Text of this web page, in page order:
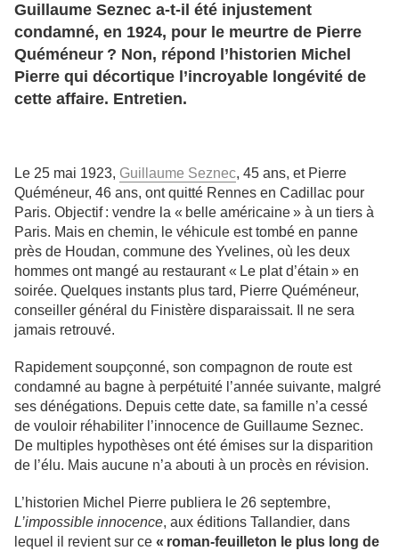
Guillaume Seznec a-t-il été injustement
condamné, en 1924, pour le meurtre de Pierre
Quéméneur ? Non, répond l’historien Michel
Pierre qui décortique l’incroyable longévité de
cette affaire. Entretien.
Le 25 mai 1923, Guillaume Seznec, 45 ans, et Pierre
Quéméneur, 46 ans, ont quitté Rennes en Cadillac pour
Paris. Objectif : vendre la « belle américaine » à un tiers à
Paris. Mais en chemin, le véhicule est tombé en panne
près de Houdan, commune des Yvelines, où les deux
hommes ont mangé au restaurant « Le plat d’étain » en
soirée. Quelques instants plus tard, Pierre Quéméneur,
conseiller général du Finistère disparaissait. Il ne sera
jamais retrouvé.
Rapidement soupçonné, son compagnon de route est
condamné au bagne à perpétuité l’année suivante, malgré
ses dénégations. Depuis cette date, sa famille n’a cessé
de vouloir réhabiliter l’innocence de Guillaume Seznec.
De multiples hypothèses ont été émises sur la disparition
de l’élu. Mais aucune n’a abouti à un procès en révision.
L’historien Michel Pierre publiera le 26 septembre,
L’impossible innocence, aux éditions Tallandier, dans
lequel il revient sur ce « roman-feuilleton le plus long de